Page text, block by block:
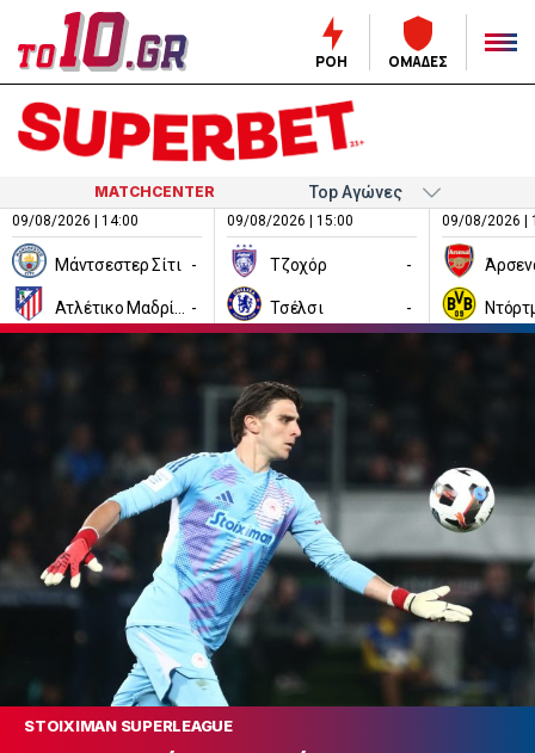
ΡΟΗ ΟΜΑΔΕΣ
MATCHCENTER
09/08/2026 | 14:00
Μάντσεστερ Σίτι -
-
09/08/2026 | 15:00
Τζοχόρ -
Τσέλσι -
09/08/2026 |
STOIXIMAN SUPERLEAGUE